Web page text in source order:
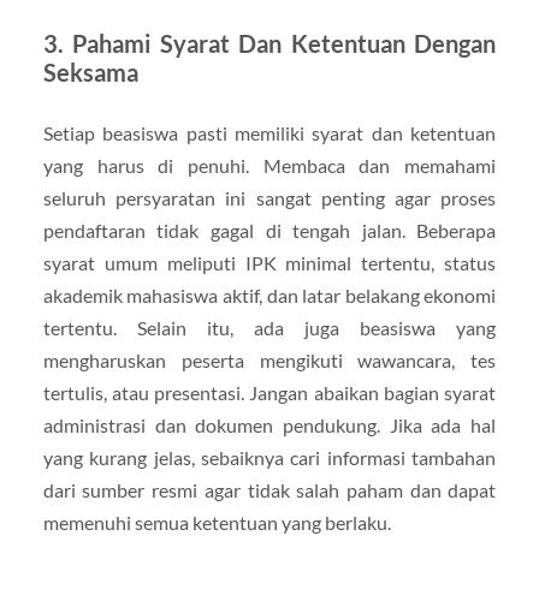
3. Pahami Syarat Dan Ketentuan Dengan
Seksama
Setiap beasiswa pasti memiliki syarat dan ketentuan
yang harus di penuhi. Membaca dan memahami
seluruh persyaratan ini sangat penting agar proses
pendaftaran tidak gagal di tengah jalan. Beberapa
syarat umum meliputi IPK minimal tertentu, status
akademik mahasiswa aktif, dan latar belakang ekonomi
tertentu. Selain itu, ada juga beasiswa yang
mengharuskan peserta mengikuti wawancara, tes
tertulis, atau presentasi. Jangan abaikan bagian syarat
administrasi dan dokumen pendukung. Jika ada hal
yang kurang jelas, sebaiknya cari informasi tambahan
dari sumber resmi agar tidak salah paham dan dapat
memenuhi semua ketentuan yang berlaku.